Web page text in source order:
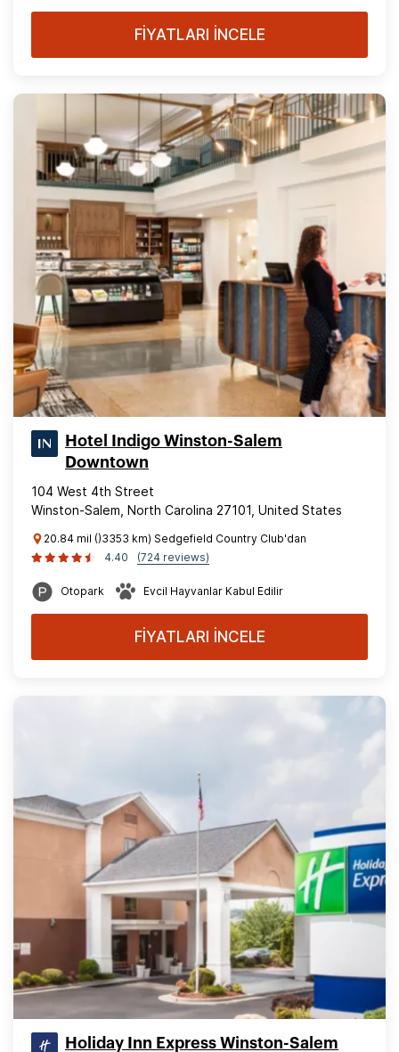
FİYATLARI İNCELE
Hotel Indigo Winston-Salem
Downtown
104 West 4th Street
Winston-Salem, North Carolina 27101, United States
20.84 mil ()3353 km) Sedgefield Country Club'dan
4.40
(724 reviews)
Otopark Evcil Hayvanlar Kabul Edilir
FİYATLARI İNCELE
Holiday Inn Express Winston-Salem